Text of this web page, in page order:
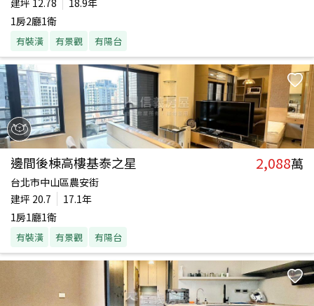
建坪 12.78
18.9年
1房2廳1衛
有裝潢 有景觀 有陽台
邊間後棟高樓基泰之星 2,088萬
台北市中山區農安街
建坪 20.7
17.1年
1房1廳1衛
有裝潢 有景觀 有陽台